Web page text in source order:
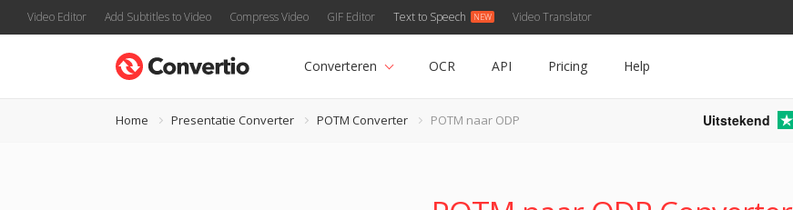
Video Editor Add Subtitles to Video Compress Video GIF Editor Text to Speech Video Translator
Converteren OCR API Pricing Help
Home Presentatie Converter POTM Converter POTM naar ODP Uitstekend